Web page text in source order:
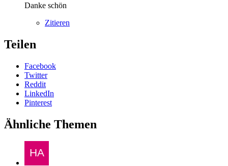
Danke schön
Zitieren
Teilen
Facebook
Twitter
Reddit
LinkedIn
Pinterest
Ähnliche Themen